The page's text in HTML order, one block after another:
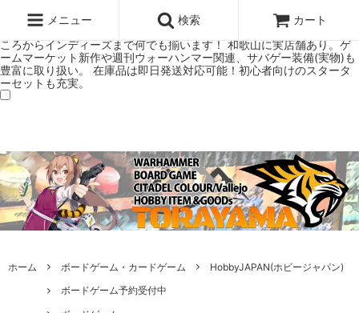
ミアムショップTORAYAMA。通販・オンラインショップです！ ウォー
ハンマーとボードゲームのことなら当店へ！ボードゲームもメジャーど
ころからインディーズまで何でも揃います！ 和歌山に実店舗あり。ゲ
ームマーケット新作や週刊ウォーハンマー関連、サバゲー装備(実物)も
豊富に取り扱い。 在庫品は即日発送対応可能！初心者向けのスタータ
ーセットも充実。
メニュー 検索 カート
ホーム ボードゲーム・カードゲーム
HobbyJAPAN(ホビージャパン)
ボードゲーム予約受付中